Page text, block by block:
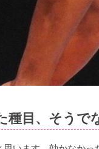
種目、そうで